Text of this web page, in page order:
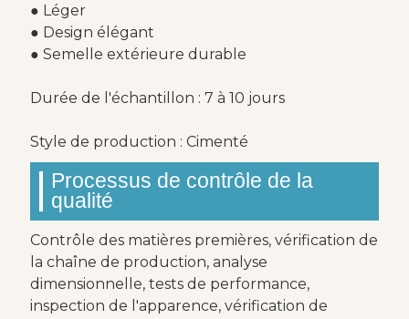
● Léger
● Design élégant
● Semelle extérieure durable
Durée de l'échantillon : 7 à 10 jours
Style de production : Cimenté
Processus de contrôle de la
qualité
Contrôle des matières premières, vérification de
la chaîne de production, analyse
dimensionnelle, tests de performance,
inspection de l'apparence, vérification de